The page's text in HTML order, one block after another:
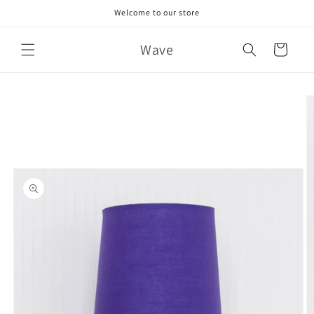
Welcome to our store
Wave Cart